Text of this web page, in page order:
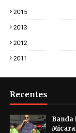
2015
2013
2012
2011
Recentes
Banda